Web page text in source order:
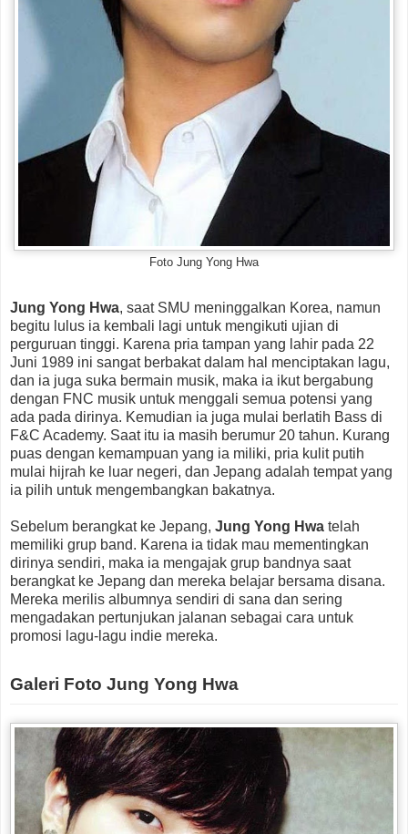
Foto Jung Yong Hwa
Jung Yong Hwa, saat SMU meninggalkan Korea, namun
begitu lulus ia kembali lagi untuk mengikuti ujian di
perguruan tinggi. Karena pria tampan yang lahir pada 22
Juni 1989 ini sangat berbakat dalam hal menciptakan lagu,
dan ia juga suka bermain musik, maka ia ikut bergabung
dengan FNC musik untuk menggali semua potensi yang
ada pada dirinya. Kemudian ia juga mulai berlatih Bass di
F&C Academy. Saat itu ia masih berumur 20 tahun. Kurang
puas dengan kemampuan yang ia miliki, pria kulit putih
mulai hijrah ke luar negeri, dan Jepang adalah tempat yang
ia pilih untuk mengembangkan bakatnya.
Sebelum berangkat ke Jepang, Jung Yong Hwa telah
memiliki grup band. Karena ia tidak mau mementingkan
dirinya sendiri, maka ia mengajak grup bandnya saat
berangkat ke Jepang dan mereka belajar bersama disana.
Mereka merilis albumnya sendiri di sana dan sering
mengadakan pertunjukan jalanan sebagai cara untuk
promosi lagu-lagu indie mereka.
Galeri Foto Jung Yong Hwa